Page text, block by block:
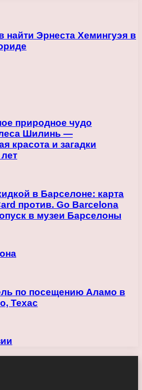
найти Эрнеста Хемингуэя в
природное чудо
Шилинь —
красота и загадки
в ​​Барселоне: карта
против. Go Barcelona
в музеи Барселоны
по посещению Аламо в
Техас